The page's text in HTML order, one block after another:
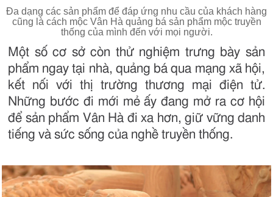
Đa dạng các sản phẩm để đáp ứng nhu cầu của khách hàng
cũng là cách mộc Vân Hà quảng bá sản phẩm mộc truyền
thống của mình đến với mọi người.
Một số cơ sở còn thử nghiệm trưng bày sản
phẩm ngay tại nhà, quảng bá qua mạng xã hội,
kết nối với thị trường thương mại điện tử.
Những bước đi mới mẻ ấy đang mở ra cơ hội
để sản phẩm Vân Hà đi xa hơn, giữ vững danh
tiếng và sức sống của nghề truyền thống.